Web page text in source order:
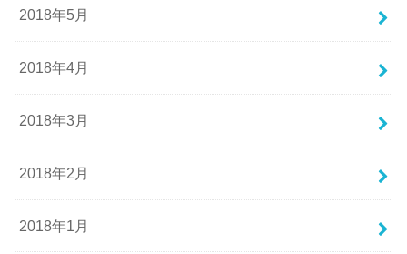
2018年5月
2018年4月
2018年3月
2018年2月
2018年1月